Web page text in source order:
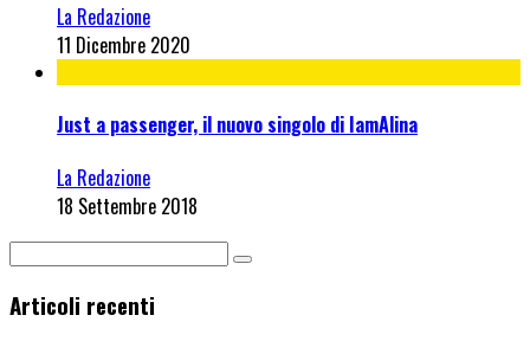
La Redazione
11 Dicembre 2020
Just a passenger, il nuovo singolo di IamAlina
La Redazione
18 Settembre 2018
Articoli recenti